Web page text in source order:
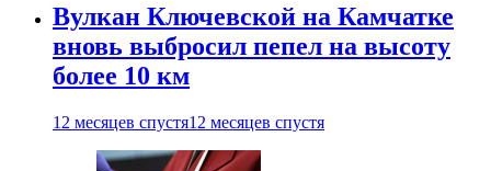
Вулкан Ключевской на Камчатке
вновь выбросил пепел на высоту
более 10 км
12 месяцев спустя12 месяцев спустя